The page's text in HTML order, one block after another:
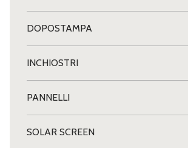
DOPOSTAMPA
INCHIOSTRI
PANNELLI
SOLAR SCREEN